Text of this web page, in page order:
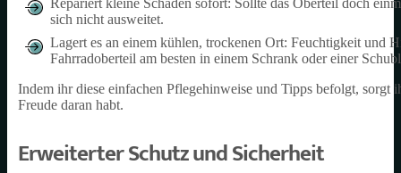
Repariert kleine Schäden sofort: Sollte das Oberteil doch
sich nicht ausweitet.
Lagert es an einem kühlen, trockenen Ort: Feuchtigkeit und
Fahrradoberteil am besten in einem Schrank oder einer
Indem ihr diese einfachen Pflegehinweise und Tipps befolgt, sorgt
Freude daran habt.
Erweiterter Schutz und Sicherheit